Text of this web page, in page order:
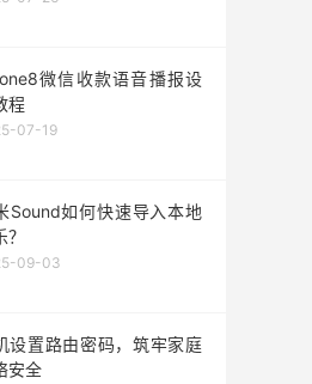
微信收款语音播报设
程
07-19
Sound如何快速导入本地
09-03
设置路由密码，筑牢家庭
安全